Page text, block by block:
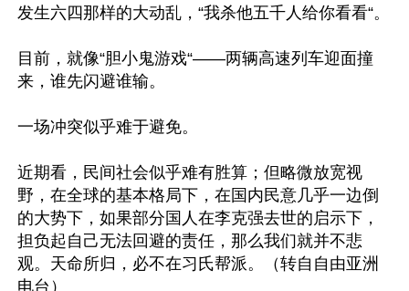
发生六四那样的大动乱，“我杀他五千人给你看看“。
目前，就像“胆小鬼游戏“——两辆高速列车迎面撞
来，谁先闪避谁输。
一场冲突似乎难于避免。
近期看，民间社会似乎难有胜算；但略微放宽视
野，在全球的基本格局下，在国内民意几乎一边倒
的大势下，如果部分国人在李克强去世的启示下，
担负起自己无法回避的责任，那么我们就并不悲
观。天命所归，必不在习氏帮派。（转自自由亚洲